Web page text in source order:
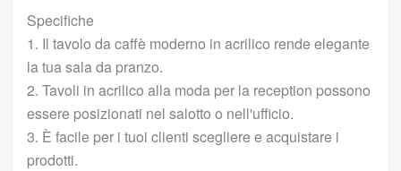
Specifiche
1. Il tavolo da caffè moderno in acrilico rende elegante
la tua sala da pranzo.
2. Tavoli in acrilico alla moda per la reception possono
essere posizionati nel salotto o nell'ufficio.
3. È facile per i tuoi clienti scegliere e acquistare i
prodotti.